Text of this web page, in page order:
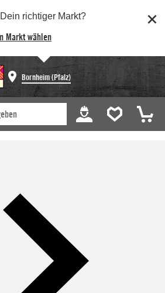
Dein richtiger Markt?
Markt wählen
Bornheim (Pfalz)